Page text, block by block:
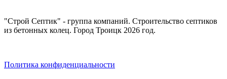
"Строй Септик" - группа компаний. Строительство септиков
из бетонных колец. Город Троицк 2026 год.
Политика конфиденциальности